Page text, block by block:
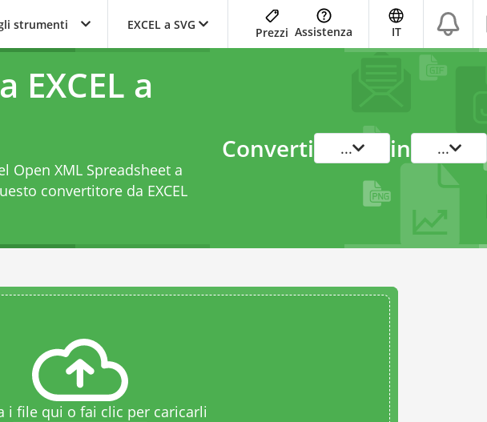
strumenti EXCEL a SVG
Prezzi Assistenza IT
a
Open XML Spreadsheet a
convertitore da EXCEL
Converti ... in ...
i file qui o fai clic per caricarli